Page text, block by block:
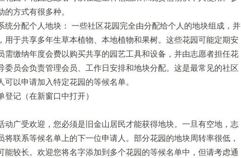
方式有很多种。
统分配个人地块： 一些社区花园完全由分配给个人的地块组成，并
用于共享多年生草本植物、本地植物和果树。这些花园可能定期安
需缴纳年度会费以购买共享的园艺工具和设备，并由志愿者担任花
委员会负责管理会员、工作日安排和地块分配。这是最常见的社区
可以申请加入特定花园的等候名单。
动广受欢迎，您必须是旧金山居民才能获得地块。一旦有空地，志
将联系等候名单上的下一位申请人。部分花园的地块周转率很低，
能较长。欢迎您将名字添加到多个花园的等候名单中，但请考虑通